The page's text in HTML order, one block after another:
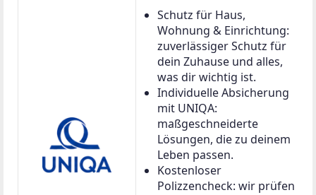
Schutz für Haus,
Wohnung & Einrichtung:
zuverlässiger Schutz für
dein Zuhause und alles,
was dir wichtig ist.
Individuelle Absicherung
mit UNIQA:
maßgeschneiderte
Lösungen, die zu deinem
Leben passen.
Kostenloser
Polizzencheck: wir prüfen